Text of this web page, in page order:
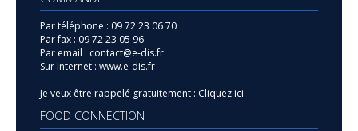
Par téléphone : 09 72 23 06 70
Par fax : 09 72 23 05 96
Par email : contact@e-dis.fr
Sur Internet : www.e-dis.fr
Je veux être rappelé gratuitement : Cliquez ici
FOOD CONNECTION